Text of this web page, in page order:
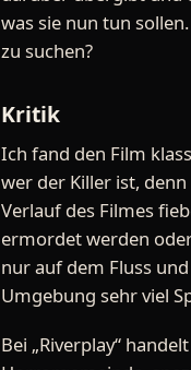
was sie nun tun
zu suchen?
Kritik
Ich fand den Film
wer der Killer ist,
Verlauf des Filmes
ermordet werden
nur auf dem Fluss
Umgebung sehr viel
Bei „Riverplay“